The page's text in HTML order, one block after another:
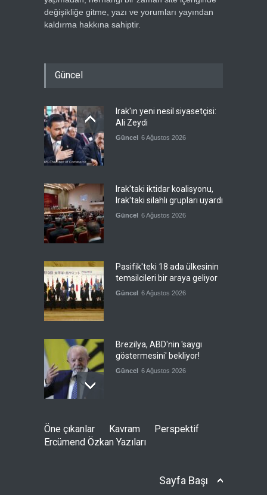
değişikliğe gitme, yazı ve yorumları yayından
kaldırma hakkına sahiptir.
Güncel
Irak'ın yeni nesil siyasetçisi:
Ali Zeydi
Güncel 6 Ağustos 2026
Irak'taki iktidar koalisyonu,
Irak'taki silahlı grupları uyardı
Güncel 6 Ağustos 2026
Pasifik'teki 18 ada ülkesinin
temsilcileri bir araya geliyor
Güncel 6 Ağustos 2026
Brezilya, ABD'nin 'saygı
göstermesini' bekliyor!
Güncel 6 Ağustos 2026
Japonya, nükleer silah
karşıtlığını teyid etmedi
Öne çıkanlar Kavram
Perspektif
Ercümend Özkan Yazıları
Sayfa Başı